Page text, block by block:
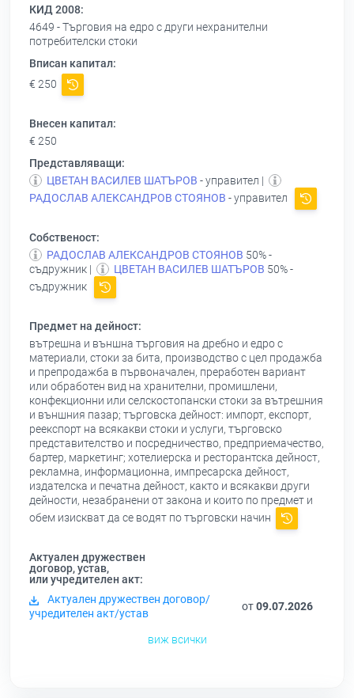
КИД 2008:
4649 - Търговия на едро с други нехранителни
потребителски стоки
Вписан капитал:
€ 250
Внесен капитал:
€ 250
Представляващи:
ЦВЕТАН ВАСИЛЕВ ШАТЪРОВ - управител |
РАДОСЛАВ АЛЕКСАНДРОВ СТОЯНОВ - управител
Собственост:
РАДОСЛАВ АЛЕКСАНДРОВ СТОЯНОВ 50% -
съдружник |
ЦВЕТАН ВАСИЛЕВ ШАТЪРОВ 50% -
съдружник
Предмет на дейност:
вътрешна и външна търговия на дребно и едро с
материали, стоки за бита, производство с цел продажба
и препродажба в първоначален, преработен вариант
или обработен вид на хранителни, промишлени,
конфекционни или селскостопански стоки за вътрешния
и външния пазар; търговска дейност: импорт, експорт,
реекспорт на всякакви стоки и услуги, търговско
представителство и посредничество, предприемачество,
бартер, маркетинг; хотелиерска и ресторантска дейност,
рекламна, информационна, импресарска дейност,
издателска и печатна дейност, както и всякакви други
дейности, незабранени от закона и които по предмет и
обем изискват да се водят по търговски начин
Актуален дружествен
договор, устав,
или учредителен акт:
Актуален дружествен договор/
учредителен акт/устав
от09.07.2026
виж всички